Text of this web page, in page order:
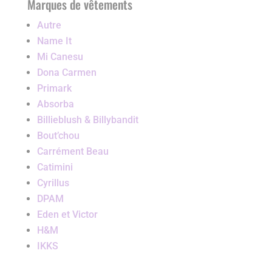
Marques de vêtements
Autre
Name It
Mi Canesu
Dona Carmen
Primark
Absorba
Billieblush & Billybandit
Bout’chou
Carrément Beau
Catimini
Cyrillus
DPAM
Eden et Victor
H&M
IKKS